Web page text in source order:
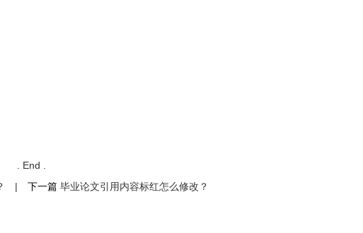
. End .
| 下一篇 毕业论文引用内容标红怎么修改？